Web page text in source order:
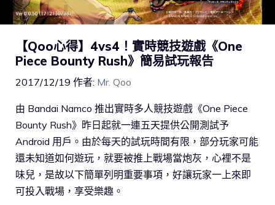
【Qoo心得】4vs4！實時競技遊戲《One
Piece Bounty Rush》簡易試玩報告
2017/12/19 作者: Mr. Qoo
由 Bandai Namco 推出實時多人競技遊戲《One Piece
Bounty Rush》昨日起就一連五天提供公開測試予
Android 用戶。由於每天的試玩時間有限，部分玩家可能
還未知道如何遊玩，就要被推上戰場當炮灰，心裡不是
味兒，是故以下簡單列明重要事項，好讓玩家一上來即
可投入戰場，享受樂趣。